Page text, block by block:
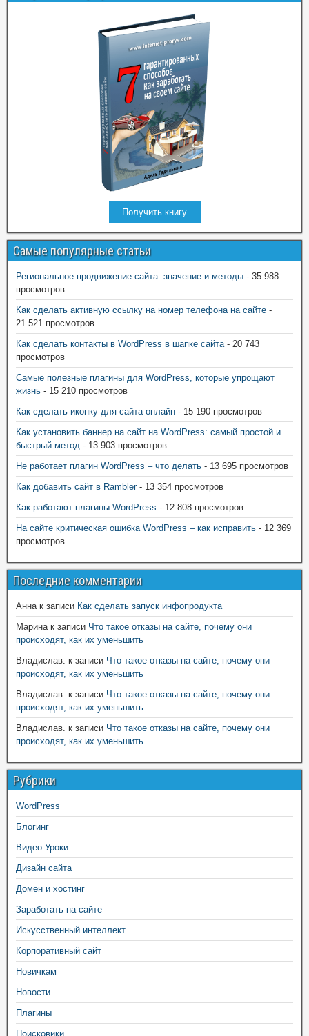
Получить книгу
Самые популярные статьи
Региональное продвижение сайта: значение и методы - 35 988
просмотров
Как сделать активную ссылку на номер телефона на сайте -
21 521 просмотров
Как сделать контакты в WordPress в шапке сайта- 20 743
просмотров
Самые полезные плагины для WordPress, которые упрощают
жизнь - 15 210 просмотров
Как сделать иконку для сайта онлайн - 15 190 просмотров
Как установить баннер на сайт на WordPress: самый простой и
быстрый метод - 13 903 просмотров
Не работает плагин WordPress – что делать - 13 695 просмотров
Как добавить сайт в Rambler- 13 354 просмотров
Как работают плагины WordPress - 12 808 просмотров
На сайте критическая ошибка WordPress – как исправить - 12 369
просмотров
Последние комментарии
Аннак записи Как сделать запуск инфопродукта
Маринак записи Что такое отказы на сайте, почему они
происходят, как их уменьшить
Владислав. к записи Что такое отказы на сайте, почему они
происходят, как их уменьшить
Владислав. к записи Что такое отказы на сайте, почему они
происходят, как их уменьшить
Владислав. к записи Что такое отказы на сайте, почему они
происходят, как их уменьшить
Рубрики
WordPress
Блогинг
Видео Уроки
Дизайн сайта
Домен и хостинг
Заработать на сайте
Искусственный интеллект
Корпоративный сайт
Новичкам
Новости
Плагины
Поисковики